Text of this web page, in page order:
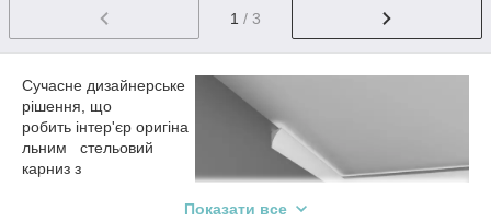
1 / 3
Сучасне дизайнерське
рішення, що
робить інтер'єр оригіна
льним стельовий
карниз з
Показати все